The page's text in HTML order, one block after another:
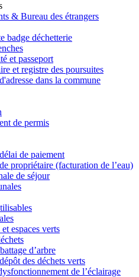
& Bureau des étrangers
badge déchetterie
et passeport
et registre des poursuites
dans la commune
de permis
de paiement
propriétaire (facturation de l’eau)
de séjour
espaces verts
d’arbre
des déchets verts
de l’éclairage